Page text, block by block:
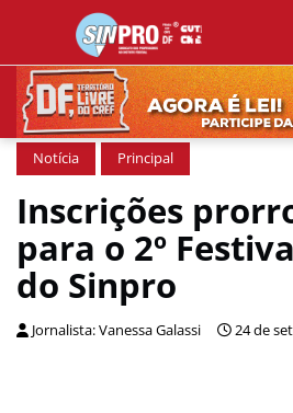
Notícia Principal
Inscrições
para o 2º
do Sinpro
Jornalista: Vanessa Galassi 24 de